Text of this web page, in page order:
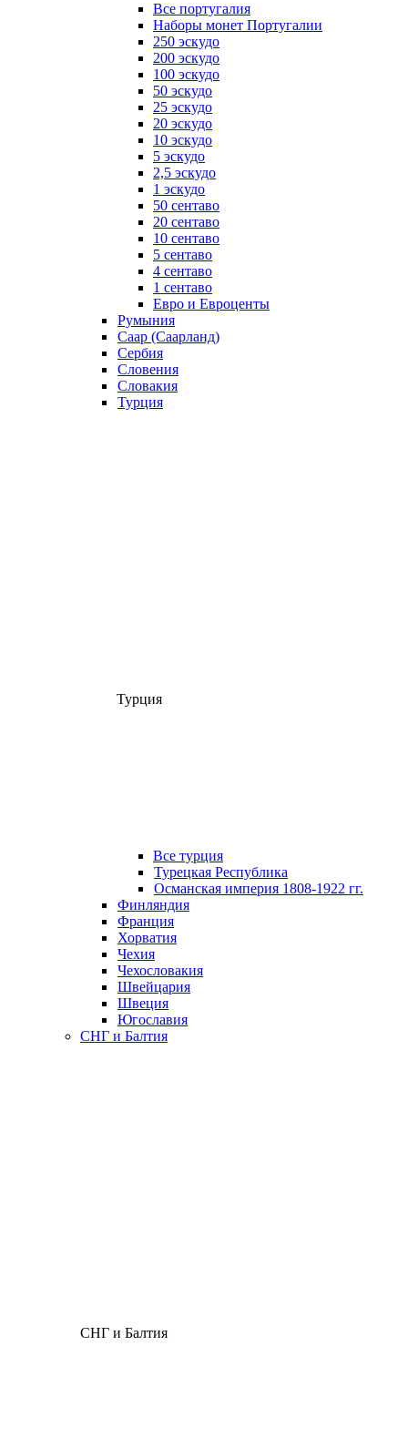
Все португалия
Наборы монет Португалии
250 эскудо
200 эскудо
100 эскудо
50 эскудо
25 эскудо
20 эскудо
10 эскудо
5 эскудо
2,5 эскудо
1 эскудо
50 сентаво
20 сентаво
10 сентаво
5 сентаво
4 сентаво
1 сентаво
Евро и Евроценты
Румыния
Саар (Саарланд)
Сербия
Словения
Словакия
Турция
Турция
Все турция
Турецкая Республика
Османская империя 1808-1922 гг.
Финляндия
Франция
Хорватия
Чехия
Чехословакия
Швейцария
Швеция
Югославия
СНГ и Балтия
СНГ и Балтия